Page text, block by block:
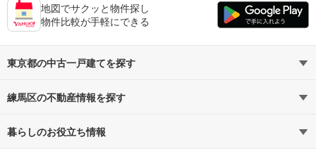
地図でサクッと物件探し
物件比較が手軽にできる
東京都の中古一戸建てを探す
路線・駅から探す
通勤・通学時間から探す
練馬区の不動産情報を探す
不動産・住宅
暮らしのお役立ち情報